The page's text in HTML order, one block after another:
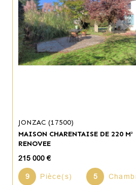
JONZAC (17500)
MAISON CHARENTAISE DE 220 M²
RENOVEE
215 000 €
9 Pièce(s) 5